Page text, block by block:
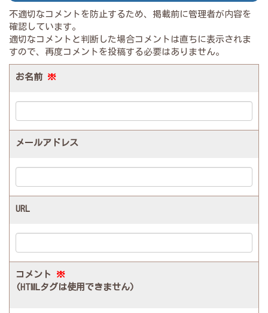
不適切なコメントを防止するため、掲載前に管理者が内容を
確認しています。
適切なコメントと判断した場合コメントは直ちに表示されま
すので、再度コメントを投稿する必要はありません。
お名前 ※
メールアドレス
URL
コメント ※
(HTMLタグは使用できません)